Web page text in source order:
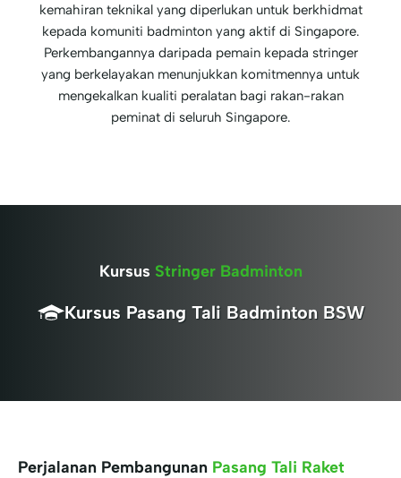
kemahiran teknikal yang diperlukan untuk berkhidmat
kepada komuniti badminton yang aktif di Singapore.
Perkembangannya daripada pemain kepada stringer
yang berkelayakan menunjukkan komitmennya untuk
mengekalkan kualiti peralatan bagi rakan-rakan
peminat di seluruh Singapore.
Kursus Stringer Badminton
Kursus Pasang Tali Badminton BSW
Perjalanan Pembangunan Pasang Tali Raket